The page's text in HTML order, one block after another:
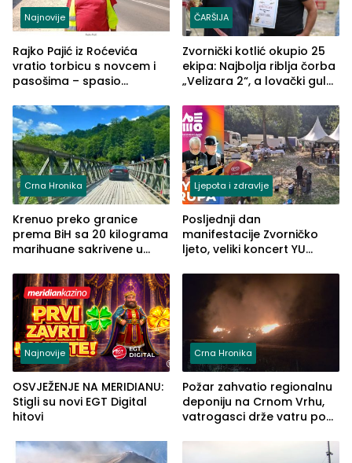
Najnovije
Rajko Pajić iz Roćevića
vratio torbicu s novcem i
pasošima – spasio
Grčkoj
ČARŠIJA
Zvornički kotlić okupio 25
ekipa: Najbolja riblja čorba
„Velizara 2“, a lovački gulaš
Crna Hronika
Krenuo preko granice
prema BiH sa 20 kilograma
marihuane sakrivene u
Ljepota i zdravlje
Posljednji dan
manifestacije Zvorničko
ljeto, veliki koncert YU
ove godine
Najnovije
OSVJEŽENJE NA MERIDIANU:
Stigli su novi EGT Digital
hitovi
Crna Hronika
Požar zahvatio regionalnu
deponiju na Crnom Vrhu,
vatrogasci drže vatru pod